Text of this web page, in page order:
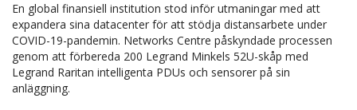
En global finansiell institution stod inför utmaningar med att
expandera sina datacenter för att stödja distansarbete under
COVID-19-pandemin. Networks Centre påskyndade processen
genom att förbereda 200 Legrand Minkels 52U-skåp med
Legrand Raritan intelligenta PDUs och sensorer på sin
anläggning.